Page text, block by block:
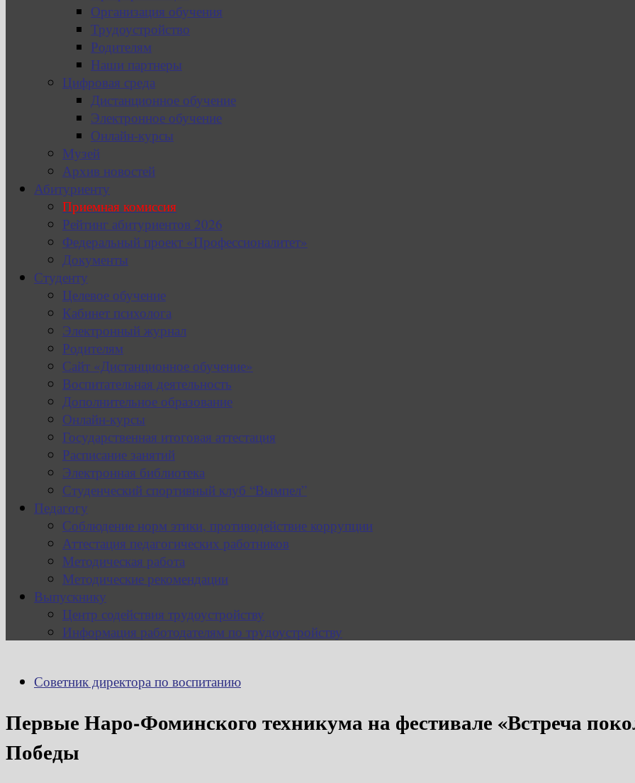
Организация обучения
Трудоустройство
Родителям
Наши партнеры
Цифровая среда
Дистанционное обучение
Электронное обучение
Онлайн-курсы
Музей
Архив новостей
Абитуриенту
Приемная комиссия
Рейтинг абитуриентов 2026
Федеральный проект «Профессионалитет»
Документы
Студенту
Целевое обучение
Кабинет психолога
Электронный журнал
Родителям
Сайт «Дистанционное обучение»
Воспитательная деятельность
Дополнительное образование
Онлайн-курсы
Государственная итоговая аттестация
Расписание занятий
Электронная библиотека
Студенческий спортивный клуб “Вымпел”
Педагогу
Соблюдение норм этики, противодействие коррупции
Аттестация педагогических работников
Методическая работа
Методические рекомендации
Выпускнику
Центр содействия трудоустройству
Информация работодателям по трудоустройству
Советник директора по воспитанию
Первые Наро-Фоминского техникума на фестивале «Встреча
Победы